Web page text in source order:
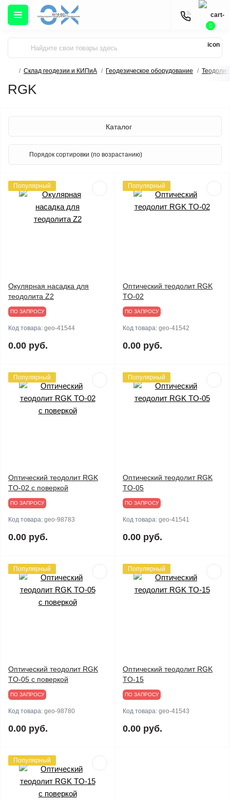
0
Склад геодезии и КИПиА Геодезическое оборудование
RGK
Каталог
Популярный
Окулярная насадка для
теодолита Z2
ПО ЗАПРОСУ
Код товара: geo-41544
0.00 руб.
Популярный
Оптический теодолит RGK
TO-02
ПО ЗАПРОСУ
Код товара: geo-41542
0.00 руб.
Популярный
Оптический теодолит RGK
TO-02 с поверкой
ПО ЗАПРОСУ
Код товара: geo-98783
0.00 руб.
Популярный
Оптический теодолит RGK
TO-05
ПО ЗАПРОСУ
Код товара: geo-41541
0.00 руб.
Популярный
Оптический теодолит RGK
TO-05 с поверкой
ПО ЗАПРОСУ
Код товара: geo-98780
0.00 руб.
Популярный
Оптический теодолит RGK
TO-15
ПО ЗАПРОСУ
Код товара: geo-41543
0.00 руб.
Популярный